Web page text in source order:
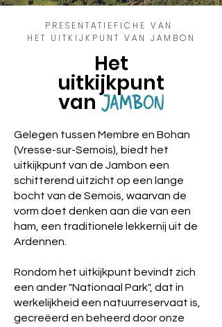
PRESENTATIEFICHE VAN
HET UITKIJKPUNT VAN JAMBON
Het
uitkijkpunt
vanJAMBON
Gelegen tussen Membre en Bohan
(Vresse-sur-Semois), biedt het
uitkijkpunt van de Jambon een
schitterend uitzicht op een lange
bocht van de Semois, waarvan de
vorm doet denken aan die van een
ham, een traditionele lekkernij uit de
Ardennen.
Rondom het uitkijkpunt bevindt zich
een ander "Nationaal Park", dat in
werkelijkheid een natuurreservaat is,
gecreëerd en beheerd door onze